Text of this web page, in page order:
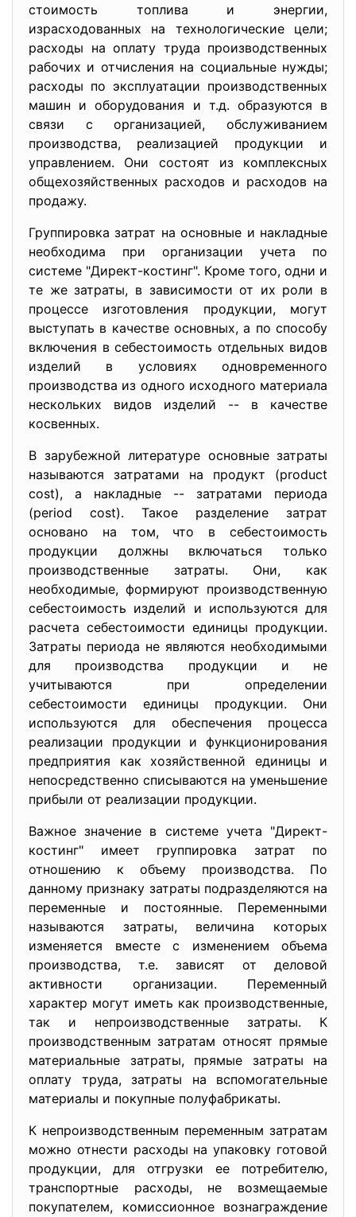
стоимость топлива и энергии,
израсходованных на технологические цели;
расходы на оплату труда производственных
рабочих и отчисления на социальные нужды;
расходы по эксплуатации производственных
машин и оборудования и т.д. образуются в
связи с организацией, обслуживанием
производства, реализацией продукции и
управлением. Они состоят из комплексных
общехозяйственных расходов и расходов на
продажу.
Группировка затрат на основные и накладные
необходима при организации учета по
системе "Директ-костинг". Кроме того, одни и
те же затраты, в зависимости от их роли в
процессе изготовления продукции, могут
выступать в качестве основных, а по способу
включения в себестоимость отдельных видов
изделий в условиях одновременного
производства из одного исходного материала
нескольких видов изделий -- в качестве
косвенных.
В зарубежной литературе основные затраты
называются затратами на продукт (product
cost), а накладные -- затратами периода
(period cost). Такое разделение затрат
основано на том, что в себестоимость
продукции должны включаться только
производственные затраты. Они, как
необходимые, формируют производственную
себестоимость изделий и используются для
расчета себестоимости единицы продукции.
Затраты периода не являются необходимыми
для производства продукции и не
учитываются при определении
себестоимости единицы продукции. Они
используются для обеспечения процесса
реализации продукции и функционирования
предприятия как хозяйственной единицы и
непосредственно списываются на уменьшение
прибыли от реализации продукции.
Важное значение в системе учета "Директ-
костинг" имеет группировка затрат по
отношению к объему производства. По
данному признаку затраты подразделяются на
переменные и постоянные. Переменными
называются затраты, величина которых
изменяется вместе с изменением объема
производства, т.е. зависят от деловой
активности организации. Переменный
характер могут иметь как производственные,
так и непроизводственные затраты. К
производственным затратам относят прямые
материальные затраты, прямые затраты на
оплату труда, затраты на вспомогательные
материалы и покупные полуфабрикаты.
К непроизводственным переменным затратам
можно отнести расходы на упаковку готовой
продукции, для отгрузки ее потребителю,
транспортные расходы, не возмещаемые
покупателем, комиссионное вознаграждение